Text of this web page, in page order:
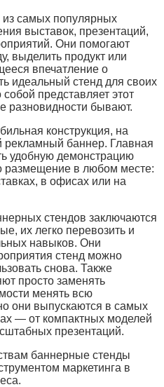
самых популярных
выставок, презентаций,
Они помогают
выделить продукт или
впечатление о
идеальный стенд для своих
представляет этот
разновидности бывают.
конструкция, на
рекламный баннер. Главная
удобную демонстрацию
размещение в любом месте:
в офисах или на
стендов заключаются
их легко перевозить и
навыков. Они
стенд можно
снова. Также
просто заменять
менять всю
они выпускаются в самых
— от компактных моделей
презентаций.
баннерные стенды
маркетинга в